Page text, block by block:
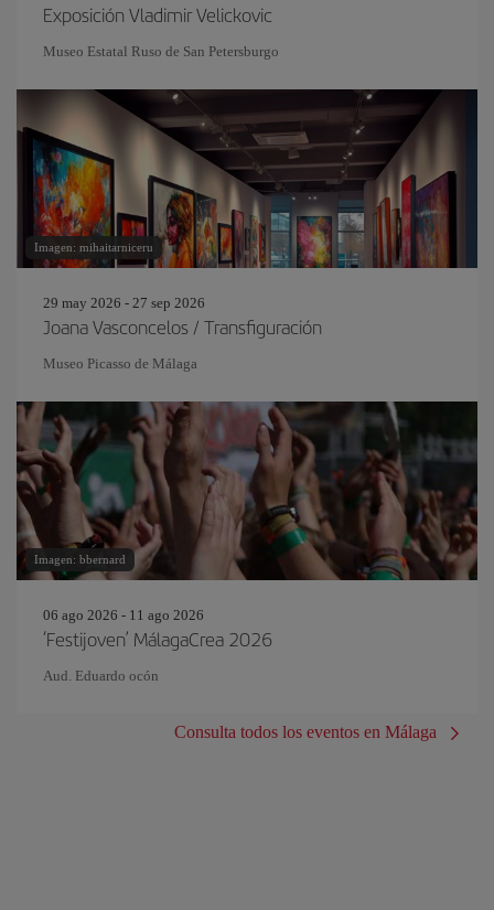
Exposición Vladimir Velickovic
Museo Estatal Ruso de San Petersburgo
Imagen: mihaitarniceru
29 may 2026 - 27 sep 2026
Joana Vasconcelos / Transfiguración
Museo Picasso de Málaga
Imagen: bbernard
06 ago 2026 - 11 ago 2026
‘Festijoven’ MálagaCrea 2026
Aud. Eduardo ocón
Consulta todos los eventos en Málaga